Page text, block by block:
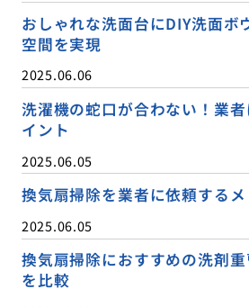
おしゃれな洗面台にDIY洗面ボ
空間を実現
2025.06.06
洗濯機の蛇口が合わない！業
イント
2025.06.05
換気扇掃除を業者に依頼する
2025.06.05
換気扇掃除におすすめの洗剤
を比較